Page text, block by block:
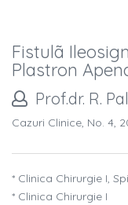
Fistulã
Plastron
Prof.dr. R.
Cazuri Clinice, No. 4,
* Clinica Chirurgie I,
* Clinica Chirurgie I